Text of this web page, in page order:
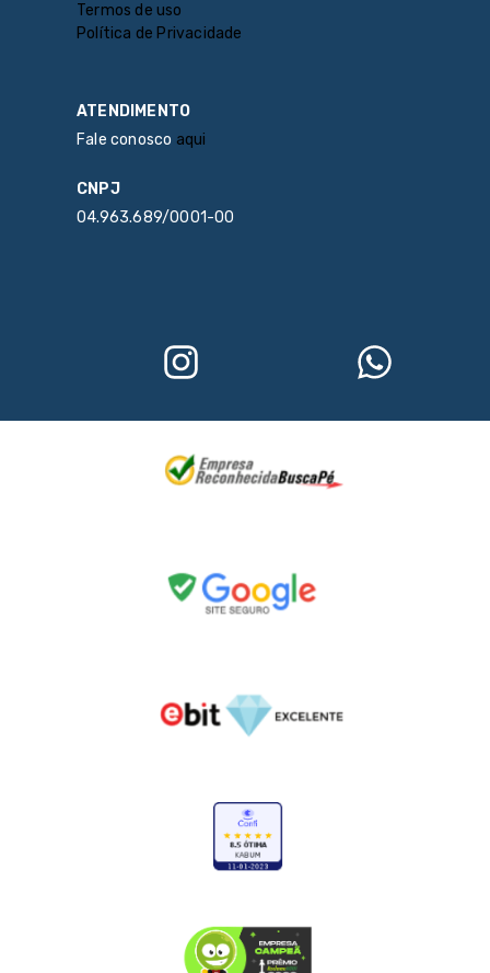
Termos de uso
Política de Privacidade
ATENDIMENTO
Fale conosco aqui
CNPJ
04.963.689/0001-00